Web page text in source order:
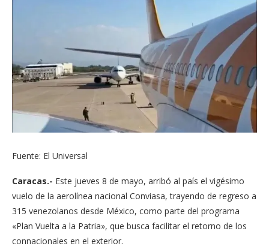
Fuente: El Universal
Caracas.- Este jueves 8 de mayo, arribó al país el vigésimo
vuelo de la aerolínea nacional Conviasa, trayendo de regreso a
315 venezolanos desde México, como parte del programa
«Plan Vuelta a la Patria», que busca facilitar el retorno de los
connacionales en el exterior.